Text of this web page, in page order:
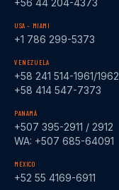
+56 44 204-4373
USA – MIAMI
+1 786 299-5373
VENEZUELA
+58 241 514-1961/1962
+58 414 547-7373
PANAMÁ
+507 395-2911 / 2912
WA: +507 685-64091
MÉXICO
+52 55 4169-6911